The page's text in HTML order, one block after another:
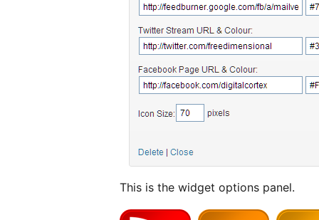
This is the widget options panel.